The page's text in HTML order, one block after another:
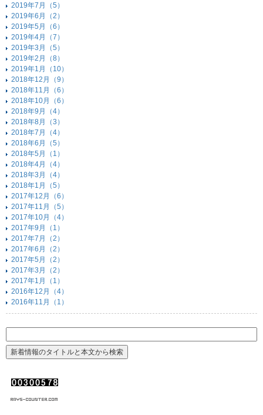
2019年7月（5）
2019年6月（2）
2019年5月（6）
2019年4月（7）
2019年3月（5）
2019年2月（8）
2019年1月（10）
2018年12月（9）
2018年11月（6）
2018年10月（6）
2018年9月（4）
2018年8月（3）
2018年7月（4）
2018年6月（5）
2018年5月（1）
2018年4月（4）
2018年3月（4）
2018年1月（5）
2017年12月（6）
2017年11月（5）
2017年10月（4）
2017年9月（1）
2017年7月（2）
2017年6月（2）
2017年5月（2）
2017年3月（2）
2017年1月（1）
2016年12月（4）
2016年11月（1）